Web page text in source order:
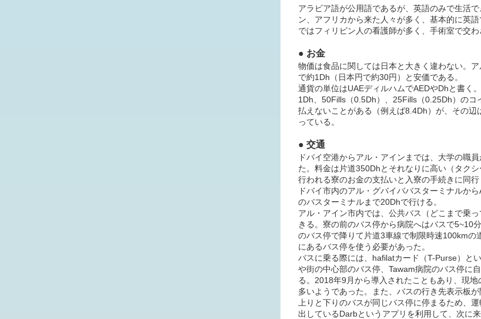
アラビア語が公用語であるが、英語のみで生活
ン、アフリカから来た人々が多く、基本的に英
ではフィリピン人の看護師が多く、手術室で交わ
● お金
物価は食品に関しては日本と大きく違わない。
で約1Dh（日本円で約30円）と安価である。
通貨の単位はUAEディルハムでAEDやDhと書く
1Dh、50Fills（0.5Dh）、25Fills（0.25Dh）の
払えないことがある（例えば8.4Dh）が、その
っている。
● 交通
ドバイ空港からアル・アインまでは、大学の職
た。料金は片道350Dhとそれなりに高い（タク
行われる寮のお金の支払いと入寮の手続きに同
ドバイ市内のアル・グバイババスターミナルか
のバスターミナルまで20Dhで行ける。
アル・アイン市内では、公共バス（どこまで乗
きる。寮の前のバス停から病院へはバスで5~10
のバス停で降りて片道3車線で制限時速100km
にあるバス停を使う必要があった。
バスに乗る際には、hafilatカード（T-Purse）と
や街の中心部のバス停、Tawam病院のバス停に
る。2018年9月から導入されたこともあり、現
多いようであった。また、バスの行き先表示板
上りと下りのバスが同じバス停に停まるため、
出しているDarbというアプリを利用して、次に